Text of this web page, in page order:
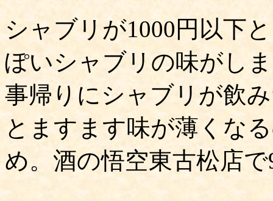
シャブリが1000円以下
ぽいシャブリの味がし
事帰りにシャブリが飲
とますます味が薄くな
め。酒の悟空東古松店で